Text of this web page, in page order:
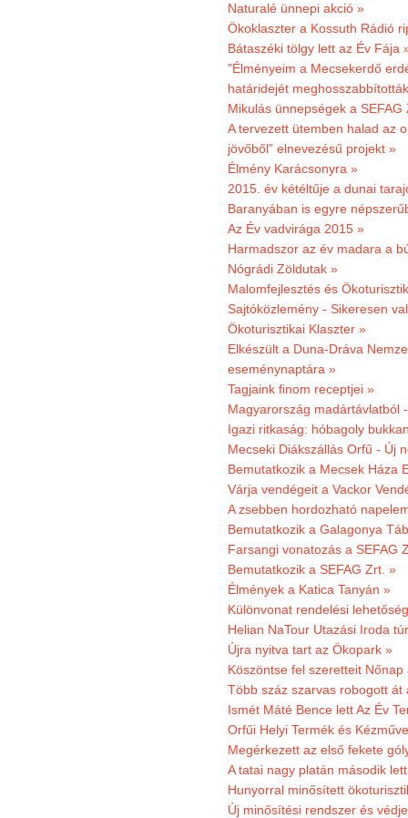
Naturalé ünnepi akció »
Ökoklaszter a Kossuth Rádió
Bátaszéki tölgy lett az Év Fája
"Élményeim a Mecsekerdő
határidejét
Mikulás ünnepségek a SEFAG
A tervezett ütemben halad az
jövőből” elnevezésű projekt »
Élmény Karácsonyra »
2015. év kétéltűje a dunai
Baranyában is egyre
Az Év vadvirága 2015 »
Harmadszor az év madara a
Nógrádi Zöldutak »
Malomfejlesztés és
Sajtóközlemény - Sikeresen
Ökoturisztikai Klaszter »
Elkészült a Duna-Dráva
eseménynaptára »
Tagjaink finom receptjei »
Magyarország madártávlatból
Igazi ritkaság: hóbagoly
Mecseki Diákszállás Orfű - Új
Bemutatkozik a Mecsek Háza
Várja vendégeit a Vackor
A zsebben hordozható
Bemutatkozik a Galagonya
Farsangi vonatozás a SEFAG
Bemutatkozik a SEFAG Zrt. »
Élmények a Katica Tanyán »
Különvonat rendelési
Helian NaTour Utazási Iroda
Újra nyitva tart az Ökopark »
Köszöntse fel szeretteit
Több száz szarvas robogott át
Ismét Máté Bence lett Az Év
Orfűi Helyi Termék és
Megérkezett az első fekete
A tatai nagy platán második
Hunyorral minősített
Új minősítési rendszer és